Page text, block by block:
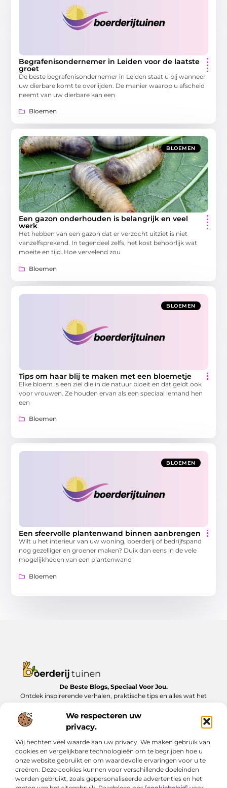
We respecteren uw
privacy.
Wij hechten veel waarde aan uw privacy. We maken gebruik van
cookies en vergelijkbare technologieën om te begrijpen hoe u
onze website gebruikt en om waardevolle ervaringen voor u te
creëren. Deze cookies kunnen voor verschillende doeleinden
worden gebruikt, zoals gepersonaliseerde advertenties en het
Begrafenisondernemer in Leiden voor de laatste
groet
De beste begrafenisondernemer in Leiden staat u bij wanneer
uw dierbare komt te overlijden. De manier waarop u afscheid
neemt van uw dierbare kan een
Bloemen
BLOEMEN
Een gazon onderhouden is belangrijk en veel
werk
Het hebben van een gazon dat er verzocht uitziet is niet
vanzelfsprekend. In tegendeel zelfs, het kost behoorlijk wat
moeite en tijd. Hoe vervelend zou
Bloemen
BLOEMEN
Tips om haar blij te maken met een bloemetje
Elke bloem is een ziel die in de natuur bloeit en dat geldt ook
voor vrouwen. Ze houden ervan als een speciaal iemand hen
een
Bloemen
BLOEMEN
Een sfeervolle plantenwand binnen aanbrengen
Wilt u het interieur van uw woning, boerderij of bedrijfspand
nog gezelliger en groener maken? Duik dan eens in de vele
mogelijkheden van een plantenwand
Bloemen
De Beste Blogs, Speciaal Voor Jou.
Ontdek inspirerende verhalen, praktische tips en alles wat het
Boerderijtuinen.nl.
Onze informatie